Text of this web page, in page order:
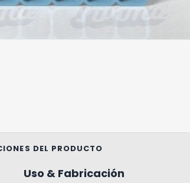
DEL PRODUCTO
Uso & Fabricación